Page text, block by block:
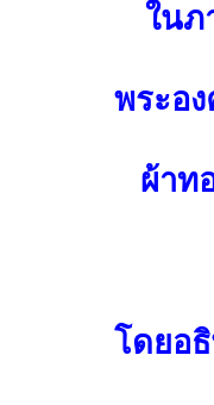
ในภ
พระอ
ผ้าท
โดยอ